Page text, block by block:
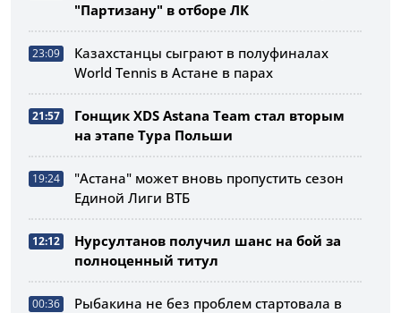
"Партизану" в отборе ЛК
23:09
Казахстанцы сыграют в полуфиналах
World Tennis в Астане в парах
21:57
Гонщик XDS Astana Team стал вторым
на этапе Тура Польши
19:24
"Астана" может вновь пропустить сезон
Единой Лиги ВТБ
12:12
Нурсултанов получил шанс на бой за
полноценный титул
00:36
Рыбакина не без проблем стартовала в